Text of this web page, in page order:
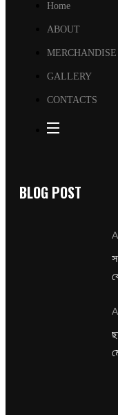
Home
ABOUT
MERCHANDISE
GALLERY
CONTACTS
BLOG POST